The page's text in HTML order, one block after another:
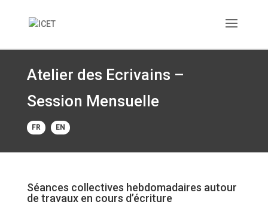
Atelier des Ecrivains –
Session Mensuelle
FR EN
Séances collectives hebdomadaires autour
de travaux en cours d’écriture